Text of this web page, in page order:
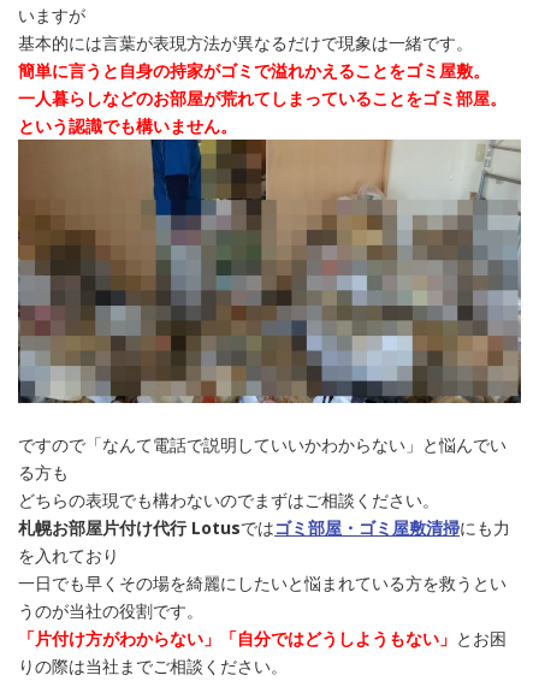
いますが
基本的には言葉が表現方法が異なるだけで現象は一緒です。
簡単に言うと自身の持家がゴミで溢れかえることをゴミ屋敷。
一人暮らしなどのお部屋が荒れてしまっていることをゴミ部屋。
という認識でも構いません。
ですので「なんて電話で説明していいかわからない」と悩んでい
る方も
どちらの表現でも構わないのでまずはご相談ください。
札幌お部屋片付け代行 Lotusではゴミ部屋・ゴミ屋敷清掃にも力
を入れており
一日でも早くその場を綺麗にしたいと悩まれている方を救うとい
うのが当社の役割です。
「片付け方がわからない」「自分ではどうしようもない」 とお困
りの際は当社までご相談ください。